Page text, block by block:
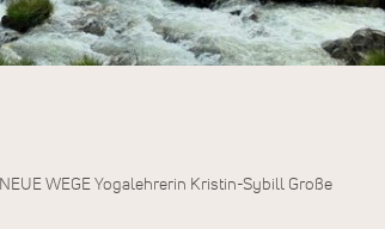
NEUE WEGE Yogalehrerin Kristin-Sybill Große